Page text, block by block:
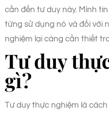
cần đến tư duy này. Mình
từng sử dụng nó và đối với
nghiệm lại càng cần thiết
Tư duy
gì?
Tư duy thực nghiệm là